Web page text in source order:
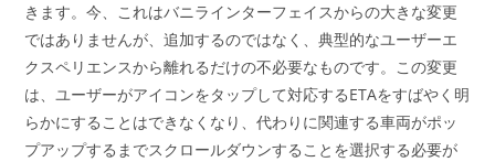
きます。今、これはバニラインターフェイスからの大きな変更
ではありませんが、追加するのではなく、典型的なユーザーエ
クスペリエンスから離れるだけの不必要なものです。この変更
は、ユーザーがアイコンをタップして対応するETAをすばやく明
らかにすることはできなくなり、代わりに関連する車両がポッ
プアップするまでスクロールダウンすることを選択する必要が